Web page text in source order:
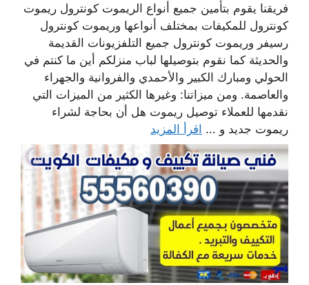
فريقنا يقوم بتأمين جميع أنواع الريموت كونترول ريموت
كونترول للمكيفات بمختلف أنواعها وريموت كونترول
رسيفر وريموت كونترول جميع التلفزيونات القديمة
والحديثة كما نقوم بتوصيلها لباب منزلكم أين ما كنتم في
الحولي ومبارك الكبير والأحمدي والفروانية والجهراء
والعاصمة. ومن ميزاتنا: وغيرها الكثير من الميزات التي
نقدمها للعملاء توصيل ريموت هل أن بحاجة لشراء
ريموت جديد و ... اقرأ المزيد